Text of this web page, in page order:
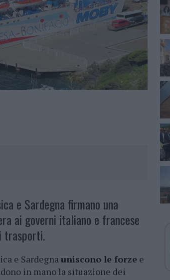
e Sardegna firmano una
ai governi italiano e francese
trasporti.
e Sardegnauniscono le forze e
in mano la situazione dei